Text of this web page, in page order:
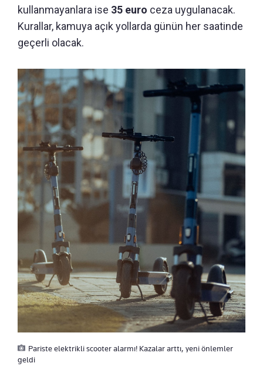
kullanmayanlara ise 35 euro ceza uygulanacak.
Kurallar, kamuya açık yollarda günün her saatinde
geçerli olacak.
Pariste elektrikli scooter alarmı! Kazalar arttı, yeni önlemler
geldi